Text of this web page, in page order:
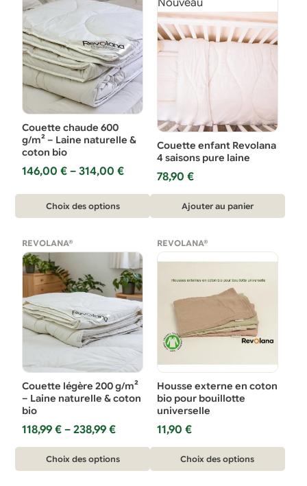
variations.
Les
options
choisies
sur
la
page
du
produit
Couette chaude 600
g/m² – Laine naturelle &
coton bio
146,00€ –314,00€
Plage
prix :
146,00 €
à
Choix des options
produit
plusieurs
variations.
options
peuvent
être
choisies
sur
la
page
du
produit
Nouveau
Couette enfant Revolana
4 saisons pure laine
78,90 €
Ajouter au panier
REVOLANA®
Couette légère 200 g/m²
– Laine naturelle & coton
bio
118,99€ –238,99€
Plage
prix :
118,99 €
Choix des options
produit
REVOLANA®
Housse externe en coton
bio pour bouillotte
universelle
11,90 €
Choix des options
produit